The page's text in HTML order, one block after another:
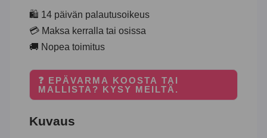
🛍️ 14 päivän palautusoikeus
💳 Maksa kerralla tai osissa
🚚 Nopea toimitus
❓ EPÄVARMA KOOSTA TAI
MALLISTA? KYSY MEILTÄ.
Kuvaus